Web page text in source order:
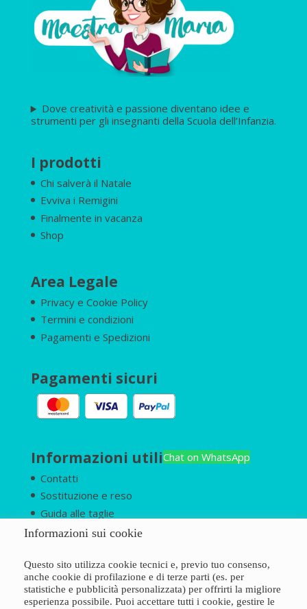
Dove creatività e passione diventano idee e
strumenti per gli insegnanti della Scuola dell’Infanzia.
I prodotti
Chi salverà il Natale
Evviva i Remigini
Finalmente in vacanza
Shop
Area Legale
Privacy e Cookie Policy
Termini e condizioni
Pagamenti e Spedizioni
Pagamenti sicuri
Informazioni utili
Contatti
Sostituzione e reso
Guida alle taglie
Chi siamo
Chat on WhatsApp
Informazioni sui cookie
Questo sito utilizza cookie tecnici e, previo tuo consenso,
anche cookie di profilazione e di terze parti (es. per
statistiche e pubblicità personalizzata) per offrirti la migliore
esperienza possibile. Puoi accettare tutti i cookie, gestire le